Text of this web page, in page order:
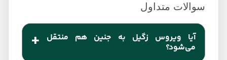
آیا ویروس زگیل به جنین هم منتقل
می‌شود؟